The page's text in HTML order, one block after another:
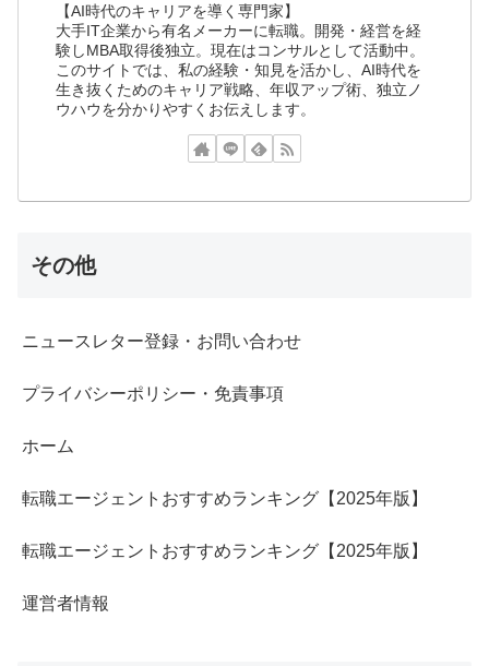
【AI時代のキャリアを導く専門家】
大手IT企業から有名メーカーに転職。開発・経営を経
験しMBA取得後独立。現在はコンサルとして活動中。
このサイトでは、私の経験・知見を活かし、AI時代を
生き抜くためのキャリア戦略、年収アップ術、独立ノ
ウハウを分かりやすくお伝えします。
その他
ニュースレター登録・お問い合わせ
プライバシーポリシー・免責事項
ホーム
転職エージェントおすすめランキング【2025年版】
転職エージェントおすすめランキング【2025年版】
運営者情報